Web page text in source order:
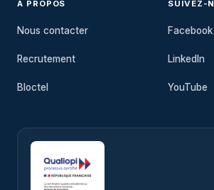
À PROPOS
Nous contacter
Recrutement
Bloctel
SUIVEZ-
Facebook
LinkedIn
YouTube